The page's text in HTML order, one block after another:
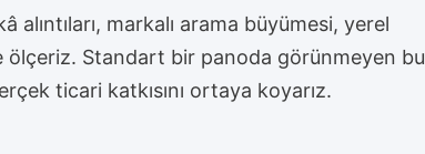
alıntıları, markalı arama büyümesi, yerel
ölçeriz. Standart bir panoda görünmeyen bu
ticari katkısını ortaya koyarız.